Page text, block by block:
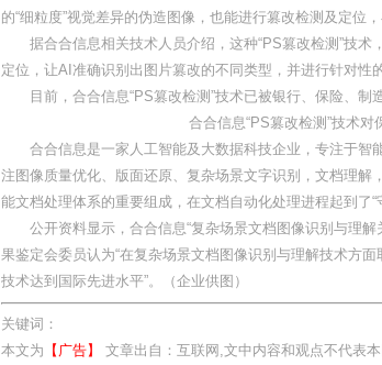
的“细粒度”视觉差异的伪造图像，也能进行篡改检测及定位
据合合信息相关技术人员介绍，这种“PS篡改检测”技术
定位，让AI准确识别出图片篡改的不同类型，并进行针对性
目前，合合信息“PS篡改检测”技术已被银行、保险、制
合合信息“PS篡改检测”技术
合合信息是一家人工智能及大数据科技企业，专注于智
注图像质量优化、版面还原、复杂场景文字识别，文档理解
能文档处理体系的重要组成，在文档自动化处理进程起到了“
公开资料显示，合合信息“复杂场景文档图像识别与理
果鉴定会委员认为“在复杂场景文档图像识别与理解技术方
技术达到国际先进水平”。（企业供图）
关键词：
本文为 【广告】
文章出自：互联网,文中内容和观点不代表